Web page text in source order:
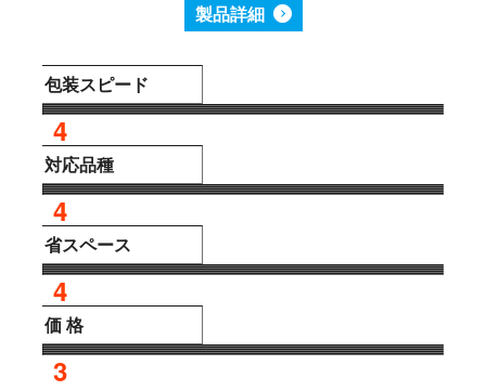
製品詳細
包装スピード
4
対応品種
4
省スペース
4
価 格
3